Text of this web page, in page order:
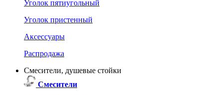
Уголок пятиугольный
Уголок пристенный
Аксессуары
Распродажа
Смесители, душевые стойки
Смесители